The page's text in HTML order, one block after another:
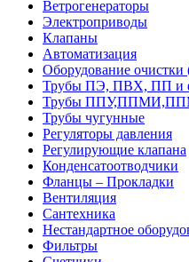
Ветрогенераторы
Электроприводы
Клапаны
Автоматизация
Оборудование очистки
Трубы ПЭ, ПВХ, ПП и
Трубы
Трубы чугунные
Регуляторы давления
Регулирующие клапана
Конденсатоотводчики
Фланцы – Прокладки
Вентиляция
Сантехника
Нестандартное
Фильтры